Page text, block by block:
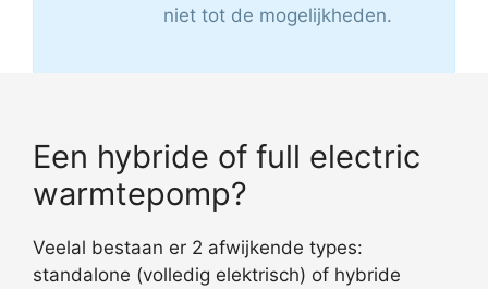
niet tot de mogelijkheden.
Een hybride of full electric
warmtepomp?
Veelal bestaan er 2 afwijkende types:
standalone (volledig elektrisch) of hybride